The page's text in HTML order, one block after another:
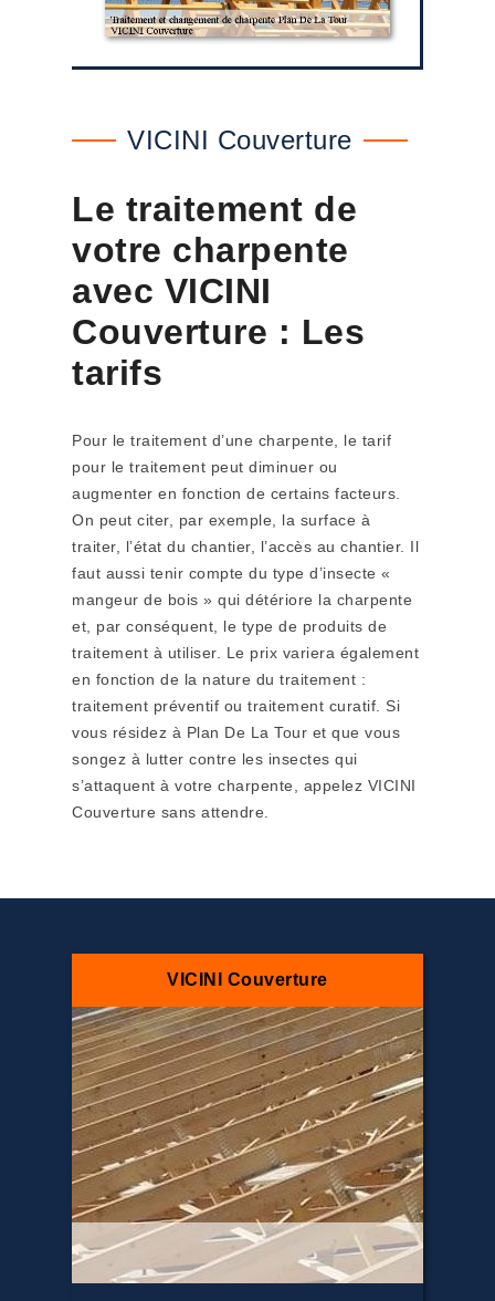
VICINI Couverture
Le traitement de
votre charpente
avec VICINI
Couverture : Les
tarifs
Pour le traitement d’une charpente, le tarif
pour le traitement peut diminuer ou
augmenter en fonction de certains facteurs.
On peut citer, par exemple, la surface à
traiter, l’état du chantier, l’accès au chantier. Il
faut aussi tenir compte du type d’insecte «
mangeur de bois » qui détériore la charpente
et, par conséquent, le type de produits de
traitement à utiliser. Le prix variera également
en fonction de la nature du traitement :
traitement préventif ou traitement curatif. Si
vous résidez à Plan De La Tour et que vous
songez à lutter contre les insectes qui
s’attaquent à votre charpente, appelez VICINI
Couverture sans attendre.
VICINI Couverture